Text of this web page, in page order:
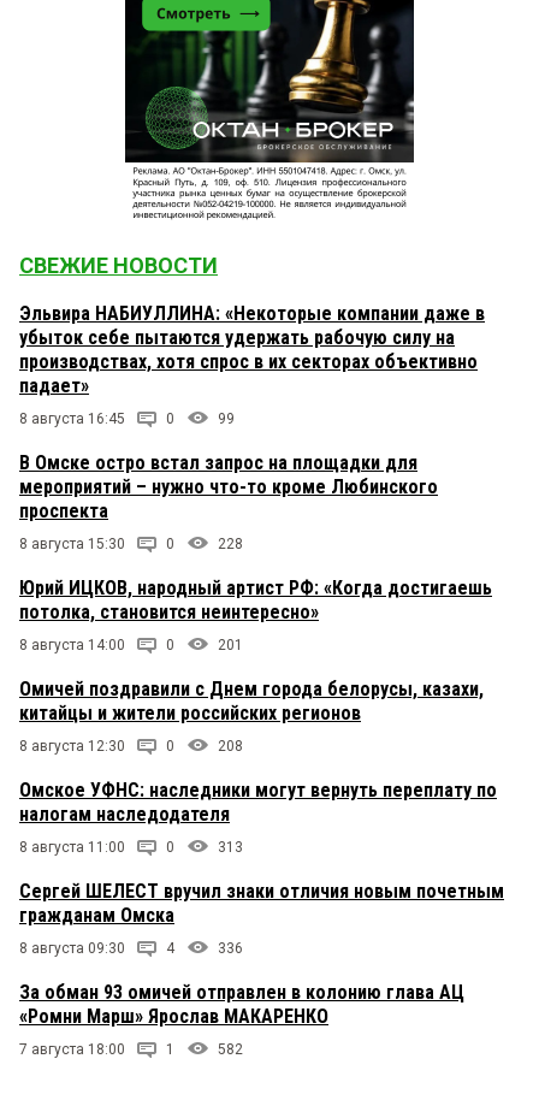
СВЕЖИЕ НОВОСТИ
Эльвира НАБИУЛЛИНА: «Некоторые компании даже в
убыток себе пытаются удержать рабочую силу на
производствах, хотя спрос в их секторах объективно
падает»
8 августа 16:45 0 99
В Омске остро встал запрос на площадки для
мероприятий – нужно что-то кроме Любинского
проспекта
8 августа 15:30 0 228
Юрий ИЦКОВ, народный артист РФ: «Когда достигаешь
потолка, становится неинтересно»
8 августа 14:00 0 201
Омичей поздравили с Днем города белорусы, казахи,
китайцы и жители российских регионов
8 августа 12:30 0 208
Омское УФНС: наследники могут вернуть переплату по
налогам наследодателя
8 августа 11:00 0 313
Сергей ШЕЛЕСТ вручил знаки отличия новым почетным
гражданам Омска
8 августа 09:30 4 336
За обман 93 омичей отправлен в колонию глава АЦ
«Ромни Марш» Ярослав МАКАРЕНКО
7 августа 18:00 1 582